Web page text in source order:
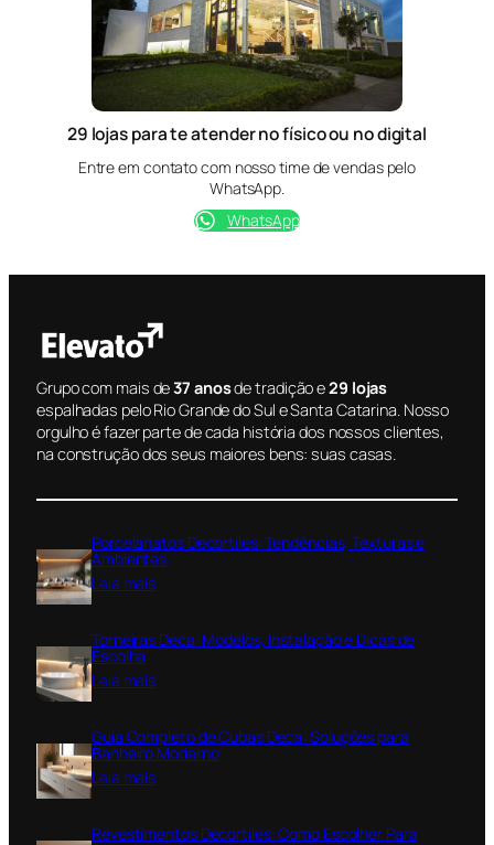
29 lojas para te atender no físico ou no digital
Entre em contato com nosso time de vendas pelo
WhatsApp.
WhatsApp
Grupo com mais de37 anosde tradição e29 lojas
espalhadas pelo Rio Grande do Sul e Santa Catarina. Nosso
orgulho é fazer parte de cada história dos nossos clientes,
na construção dos seus maiores bens: suas casas.
Porcelanatos Decortiles: Tendências, Texturas e
Ambientes
Leia mais:
r
e
a
n
a
t
s
Torneiras Deca: Modelos, Instalação e Dicas de
Escolha
Leia mais:
r
n
e
r
Guia Completo de Cubas Deca: Soluções para
Banheiro Moderno
Leia mais:
i
Revestimentos Decortiles: Como Escolher Para